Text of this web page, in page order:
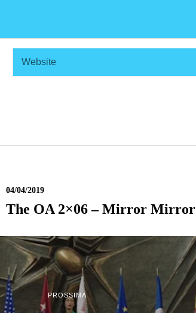
04/04/2019
The OA 2×06 – Mirror Mirror
PROSSIMA